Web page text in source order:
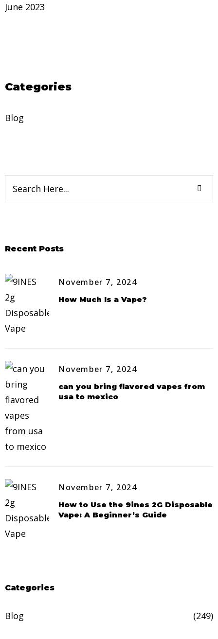
June 2023
Categories
Blog
Recent Posts
November 7, 2024
How Much Is a Vape?
November 7, 2024
can you bring flavored vapes from
usa to mexico
November 7, 2024
How to Use the 9ines 2G Disposable
Vape: A Beginner’s Guide
Categories
Blog (249)